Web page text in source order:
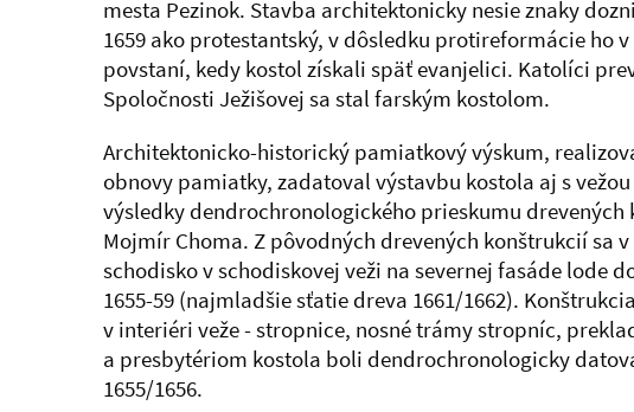
mesta Pezinok. Stavba architektonicky nesie znaky
1659 ako protestantský, v dôsledku protireformácie ho
povstaní, kedy kostol získali späť evanjelici. Katolíci
Spoločnosti Ježišovej sa stal farským kostolom.
Architektonicko-historický pamiatkový výskum,
obnovy pamiatky, zadatoval výstavbu kostola aj s
výsledky dendrochronologického prieskumu
Mojmír Choma. Z pôvodných drevených konštrukcií sa
schodisko v schodiskovej veži na severnej fasáde
1655-59 (najmladšie sťatie dreva 1661/1662).
v interiéri veže - stropnice, nosné trámy stropníc,
a presbytériom kostola boli dendrochronologicky
1655/1656.